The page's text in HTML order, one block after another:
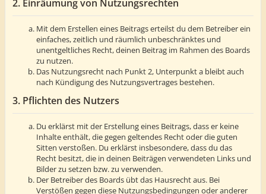
2. Einräumung von Nutzungsrechten
Mit dem Erstellen eines Beitrags erteilst du dem Betreiber ein
einfaches, zeitlich und räumlich unbeschränktes und
unentgeltliches Recht, deinen Beitrag im Rahmen des Boards
zu nutzen.
Das Nutzungsrecht nach Punkt 2, Unterpunkt a bleibt auch
nach Kündigung des Nutzungsvertrages bestehen.
3. Pflichten des Nutzers
Du erklärst mit der Erstellung eines Beitrags, dass er keine
Inhalte enthält, die gegen geltendes Recht oder die guten
Sitten verstoßen. Du erklärst insbesondere, dass du das
Recht besitzt, die in deinen Beiträgen verwendeten Links und
Bilder zu setzen bzw. zu verwenden.
Der Betreiber des Boards übt das Hausrecht aus. Bei
Verstößen gegen diese Nutzungsbedingungen oder anderer